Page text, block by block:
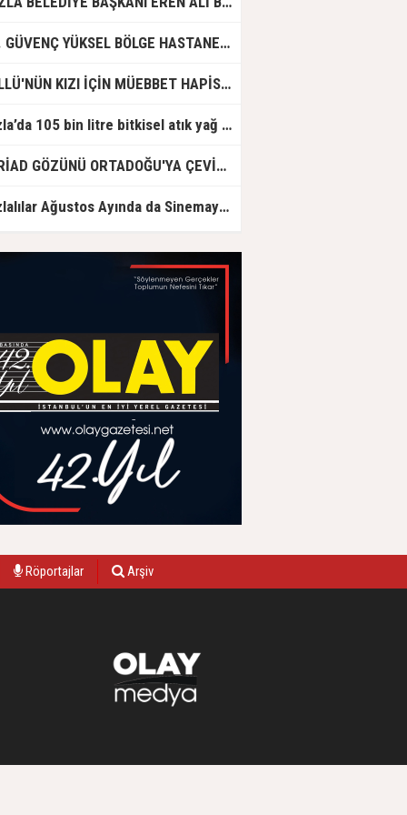
DR. GÜVENÇ YÜKSEL BÖLGE HASTANESİ'NDE ÇALIŞMAYA BAŞLADI
GÜLLÜ'NÜN KIZI İÇİN MÜEBBET HAPİS CEZASI İSTENDİ!
Tuzla’da 105 bin litre bitkisel atık yağ toplandı
ASRİAD GÖZÜNÜ ORTADOĞU'YA ÇEVİRDİ
Tuzlalılar Ağustos Ayında da Sinemaya Doyacak
Röportajlar Arşiv